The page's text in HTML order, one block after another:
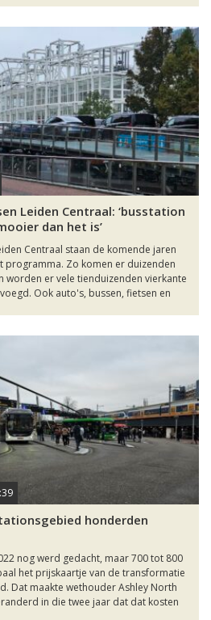
Leiden Centraal: ‘busstation
dan het is’
Centraal staan de komende jaren
programma. Zo komen er duizenden
worden er vele tienduizenden vierkante
Ook auto's, bussen, fietsen en
honderden
nog werd gedacht, maar 700 tot 800
het prijskaartje van de transformatie
Dat maakte wethouder Ashley North
in die twee jaar dat dat kosten